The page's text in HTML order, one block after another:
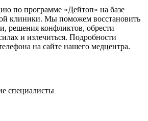
по программе «Дейтоп» на базе
клиники. Мы поможем восстановить
решения конфликтов, обрести
и излечиться. Подробности
на сайте нашего медцентра.
специалисты